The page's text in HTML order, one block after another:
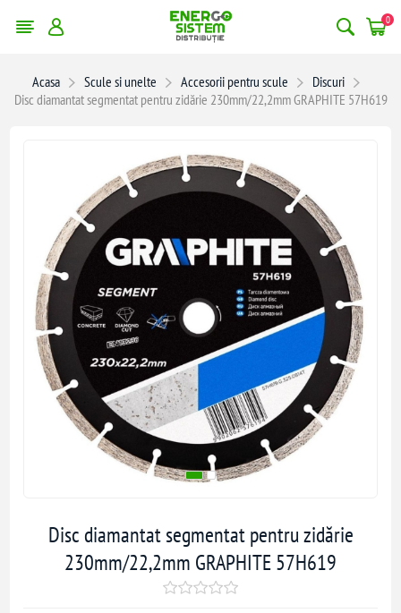
0
Acasa Scule si unelte Accesorii pentru scule
Discuri
Disc diamantat segmentat pentru zidărie 230mm/22,2mm GRAPHITE 57H619
Disc diamantat segmentat pentru zidărie
230mm/22,2mm GRAPHITE 57H619